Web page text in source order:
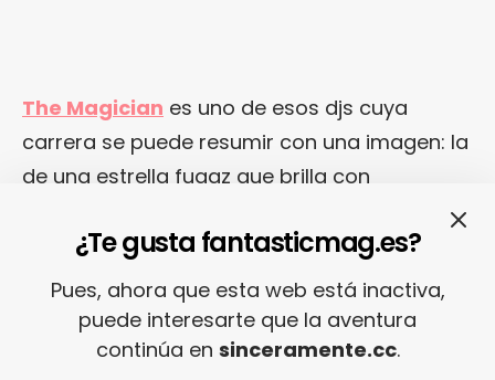
The Magician es uno de esos djs cuya
carrera se puede resumir con una imagen: la
de una estrella fugaz que brilla con
intensidad furiosa durante unos instantes… Y
luego se apaga con la misma velocidad.
Reconozcámoslo: hubo un tiempo en el que
todos perdíamos el culo porStephen
Fasano, que íbamos a sus sesiones en clubs
¿Te gusta fantasticmag.es?
Pues, ahora que esta web está inactiva,
puede interesarte que la aventura
continúa en sinceramente.cc.